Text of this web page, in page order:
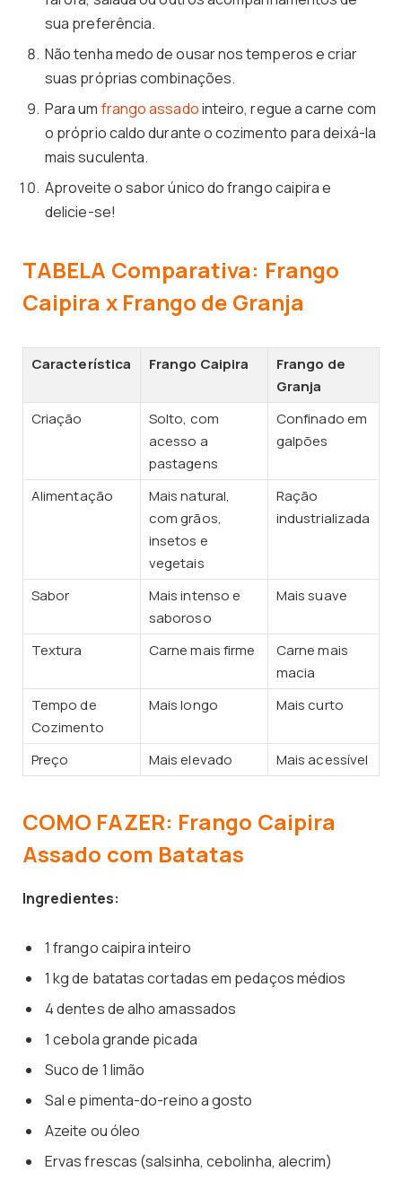
sua preferência.
Não tenha medo de ousar nos temperos e criar
suas próprias combinações.
Para um frango assadointeiro, regue a carne com
o próprio caldo durante o cozimento para deixá-la
mais suculenta.
Aproveite o sabor único do frango caipira e
delicie-se!
TABELA Comparativa: Frango
Caipira x Frango de Granja
Característica Frango Caipira
Frango de
Granja
Criação
Solto, com
acesso a
pastagens
Confinado em
galpões
Alimentação
Mais natural,
com grãos,
insetos e
vegetais
Ração
industrializada
Sabor
Mais intenso e
saboroso
Mais suave
Textura Carne mais firme
Carne mais
macia
Tempo de
Cozimento
Mais longo Mais curto
Preço Mais elevado Mais acessível
COMO FAZER: Frango Caipira
Assado com Batatas
Ingredientes:
1 frango caipira inteiro
1 kg de batatas cortadas em pedaços médios
4 dentes de alho amassados
1 cebola grande picada
Suco de 1 limão
Sal e pimenta-do-reino a gosto
Azeite ou óleo
Ervas frescas (salsinha, cebolinha, alecrim)